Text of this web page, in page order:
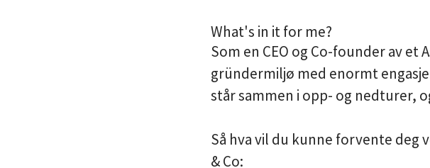
What's in it for me?
Som en CEO og Co-founder av
gründermiljø med enormt
står sammen i opp- og nedturer,
Så hva vil du kunne forvente deg
& Co: